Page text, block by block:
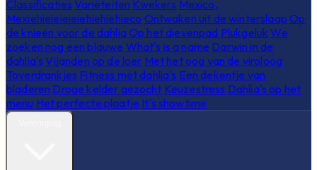
Classificaties Variëteiten Kwekers Mexico,
Mexiehieieieieiehiehiehieco Ontwaken uit de winterslaap Op
de knieën voor de dahliaOp het dievenpad Plukgeluk We
zoeken nog een blauwe What's is a name Darwin in de
dahlia's Vijanden op de loer Met het oog van de viroloog
Toverdrankjes Fitness met dahlia's Een dekentje van
bladeren Droge kelder gezocht Keuzestress Dahlia's op het
menu Het perfecte plaatje It's showtime